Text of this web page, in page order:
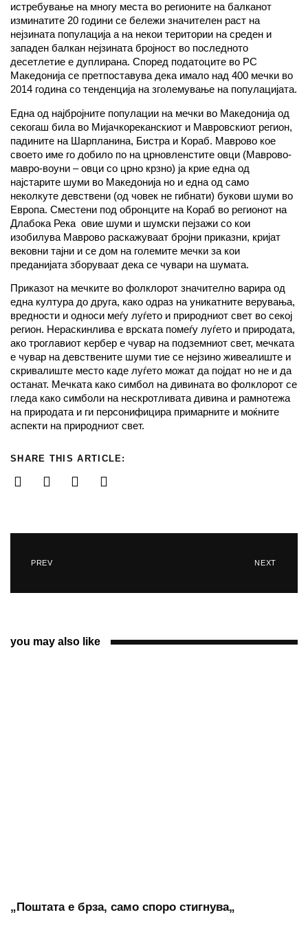
истребување на многу места во регионите на балканот
изминатите 20 години се бележи значителен раст на
нејзината популација а на некои територии на среден и
западен балкан нејзината бројност во последното
десетлетие е дуплирана. Според податоците во РС
Македонија се претпоставува дека имало над 400 мечки во
2014 година со тенденција на зголемување на популацијата.
Една од најбројните популации на мечки во Македонија од
секогаш била во Мијачкореканскиот и Мавровскиот регион,
падините на Шарпланина, Бистра и Кораб. Маврово кое
своето име го добило по на црновленстите овци (Маврово-
мавро-воуни – овци со црно крзно) ја крие една од
најстарите шуми во Македонија но и една од само
неколкуте девствени (од човек не гибнати) букови шуми во
Европа. Сместени под обронците на Кораб во регионот на
Длабока Река овие шуми и шумски пејзажи со кои
изобилува Маврово раскажуваат бројни приказни, кријат
вековни тајни и се дом на големите мечки за кои
преданијата зборуваат дека се чувари на шумата.
Приказот на мечките во фолклорот значително варира од
една култура до друга, како одраз на уникатните верувања,
вредности и односи меѓу луѓето и природниот свет во секој
регион. Нераскинлива е врската помеѓу луѓето и природата,
ако троглавиот кербер е чувар на подземниот свет, мечката
е чувар на девствените шуми тие се нејзино живеалиште и
скривалиште место каде луѓето можат да појдат но не и да
останат. Мечката како симбол на дивината во фолклорот се
гледа како симболи на нескротливата дивина и рамнотежа
на природата и ги персонифицира примарните и моќните
аспекти на природниот свет.
SHARE THIS ARTICLE:
PREV NEXT
you may also like
„Поштата е брза, само споро стигнува„